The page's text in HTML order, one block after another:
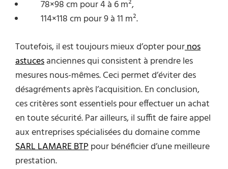
78×98 cm pour 4 à 6 m²,
114×118 cm pour 9 à 11 m².
Toutefois, il est toujours mieux d’opter pournos
astucesanciennes qui consistent à prendre les
mesures nous-mêmes. Ceci permet d’éviter des
désagréments après l’acquisition. En conclusion,
ces critères sont essentiels pour effectuer un achat
en toute sécurité. Par ailleurs, il suffit de faire appel
aux entreprises spécialisées du domaine comme
SARL LAMARE BTPpour bénéficier d’une meilleure
prestation.